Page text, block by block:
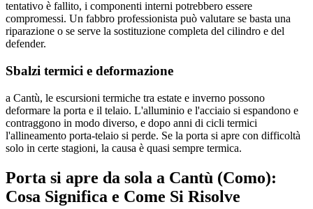
tentativo è fallito, i componenti interni potrebbero essere
compromessi. Un fabbro professionista può valutare se basta una
riparazione o se serve la sostituzione completa del cilindro e del
defender.
Sbalzi termici e deformazione
a Cantù, le escursioni termiche tra estate e inverno possono
deformare la porta e il telaio. L'alluminio e l'acciaio si espandono e
contraggono in modo diverso, e dopo anni di cicli termici
l'allineamento porta-telaio si perde. Se la porta si apre con difficoltà
solo in certe stagioni, la causa è quasi sempre termica.
Porta si apre da sola a Cantù (Como):
Cosa Significa e Come Si Risolve